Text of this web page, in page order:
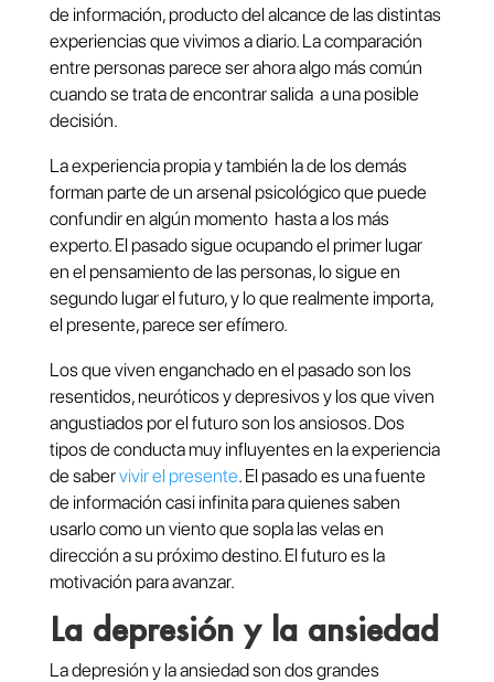
de información, producto del alcance de las distintas
experiencias que vivimos a diario. La comparación
entre personas parece ser ahora algo más común
cuando se trata de encontrar salida a una posible
decisión.
La experiencia propia y también la de los demás
forman parte de un arsenal psicológico que puede
confundir en algún momento hasta a los más
experto. El pasado sigue ocupando el primer lugar
en el pensamiento de las personas, lo sigue en
segundo lugar el futuro, y lo que realmente importa,
el presente, parece ser efímero.
Los que viven enganchado en el pasado son los
resentidos, neuróticos y depresivos y los que viven
angustiados por el futuro son los ansiosos. Dos
tipos de conducta muy influyentes en la experiencia
de sabervivir el presente. El pasado es una fuente
de información casi infinita para quienes saben
usarlo como un viento que sopla las velas en
dirección a su próximo destino. El futuro es la
motivación para avanzar.
La depresión y la ansiedad
La depresión y la ansiedad son dos grandes